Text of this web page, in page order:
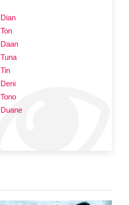
Dian
Ton
Daan
Tuna
Tin
Deni
Tono
Duane